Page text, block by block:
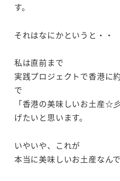
す。
それはなにかというと・・
私は直前まで
実践プロジェクトで香港に
で
「香港の美味しいお土産☆
げたいと思います。
いやいや、これが
本当に美味しいお土産なんで